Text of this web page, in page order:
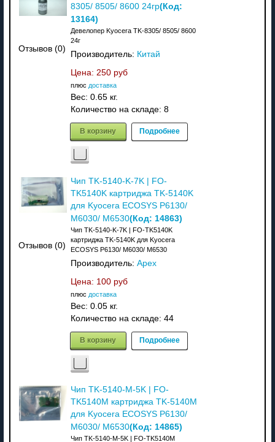
Отзывов (0)
8305/ 8505/ 8600 24гр(Код:
13164)
Девелопер Kyocera TK-8305/ 8505/ 8600
24г
Производитель: Китай
Цена: 250 руб
плюс доставка
Вес: 0.65 кг.
Количество на складе: 8
В корзину Подробнее
Отзывов (0)
Чип TK-5140-K-7K | FO-
TK5140K картриджа TK-5140K
для Kyocera ECOSYS P6130/
M6030/ M6530(Код: 14863)
Чип TK-5140-K-7K | FO-TK5140K
картриджа TK-5140K для Kyocera
ECOSYS P6130/ M6030/ M6530
Производитель: Apex
Цена: 100 руб
плюс доставка
Вес: 0.05 кг.
Количество на складе: 44
В корзину Подробнее
Чип TK-5140-M-5K | FO-
TK5140M картриджа TK-5140M
для Kyocera ECOSYS P6130/
M6030/ M6530(Код: 14865)
Чип TK-5140-M-5K | FO-TK5140M